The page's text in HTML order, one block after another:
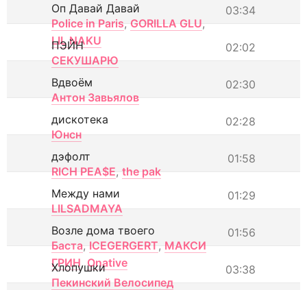
03:34
Оп Давай Давай
Police in Paris, GORILLA GLU,
LIL NAKU
02:02
ПЭЙН
СЕКУШАРЮ
02:30
Вдвоём
Антон Завьялов
02:28
дискотека
Юнсн
01:58
дэфолт
RICH PEA$E, the pak
01:29
Между нами
LILSADMAYA
01:56
Возле дома твоего
Баста, ICEGERGERT, МАКСИ
ГРИН, Onative 03:38
Хлопушки
Пекинский Велосипед